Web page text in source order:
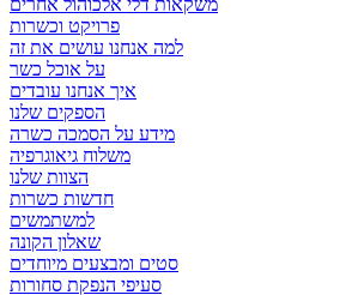
משקאות דלי אלכוהול אחרים
פרויקט וכשרות
למה אנחנו עושים את זה
על אוכל כשר
איך אנחנו עובדים
הספקים שלנו
מידע על הסמכה כשרה
משלוח גיאוגרפיה
הצוות שלנו
חדשות כשרות
למשתמשים
שאלון הקונה
סטים ומבצעים מיוחדים
סעיפי הנפקת סחורות